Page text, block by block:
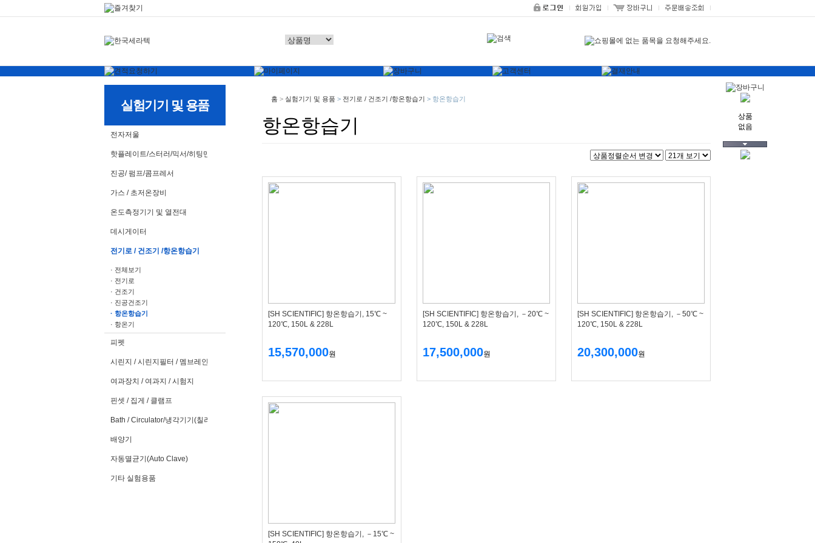
실험기기 및 용품
전자저울
핫플레이트/스터러/믹서/히팅맨틀
진공/ 펌프/콤프레서
가스 / 초저온장비
온도측정기기 및 열전대
데시게이터
전기로 / 건조기 /항온항습기
· 전체보기
· 전기로
· 건조기
· 진공건조기
· 항온항습기
· 항온기
피펫
시린지 / 시린지필터 / 멤브레인필터
여과장치 / 여과지 / 시험지
핀셋 / 집게 / 클램프
Bath / Circulator/냉각기기(칠러)
배양기
자동멸균기(Auto Clave)
기타 실험용품
홈 > 실험기기 및 용품 > 전기로 / 건조기 /항온항습기 > 항온항습기
항온항습기
[SH SCIENTIFIC] 항온항습기, 15℃ ~
120℃, 150L & 228L
15,570,000원
[SH SCIENTIFIC] 항온항습기, －20℃ ~
120℃, 150L & 228L
17,500,000원
[SH SCIENTIFIC] 항온항습기, －50℃ ~
120℃, 150L & 228L
20,300,000원
[SH SCIENTIFIC] 항온항습기, －15℃ ~
상품
없음